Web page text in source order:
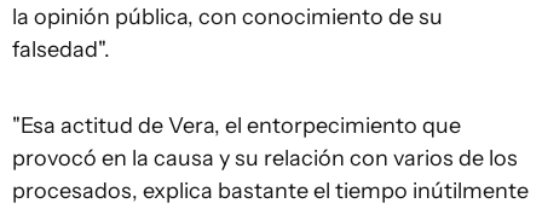
la opinión pública, con conocimiento de su
falsedad".
"Esa actitud de Vera, el entorpecimiento que
provocó en la causa y su relación con varios de los
procesados, explica bastante el tiempo inútilmente